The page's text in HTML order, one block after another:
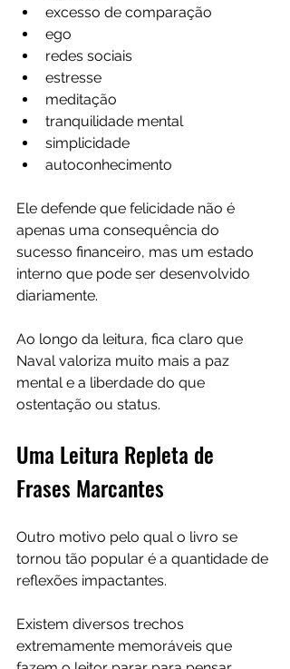
excesso de comparação
ego
redes sociais
estresse
meditação
tranquilidade mental
simplicidade
autoconhecimento
Ele defende que felicidade não é
apenas uma consequência do
sucesso financeiro, mas um estado
interno que pode ser desenvolvido
diariamente.
Ao longo da leitura, fica claro que
Naval valoriza muito mais a paz
mental e a liberdade do que
ostentação ou status.
Uma Leitura Repleta de
Frases Marcantes
Outro motivo pelo qual o livro se
tornou tão popular é a quantidade de
reflexões impactantes.
Existem diversos trechos
extremamente memoráveis que